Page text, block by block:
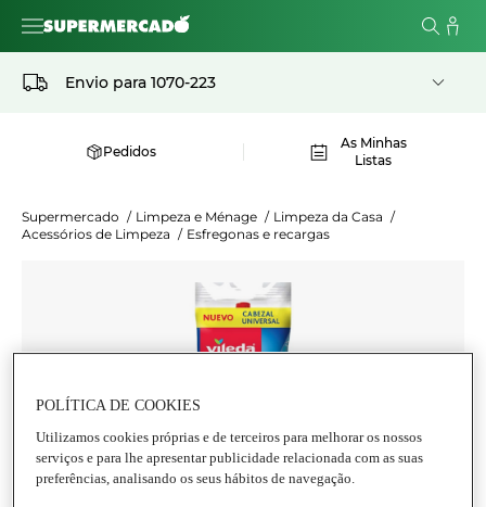
Envio para 1070-223
Pedidos
As Minhas
Listas
Supermercado / Limpeza e Ménage / Limpeza da Casa /
Acessórios de Limpeza / Esfregonas e recargas
POLÍTICA DE COOKIES
Utilizamos cookies próprias e de terceiros para melhorar os nossos
serviços e para lhe apresentar publicidade relacionada com as suas
preferências, analisando os seus hábitos de navegação.